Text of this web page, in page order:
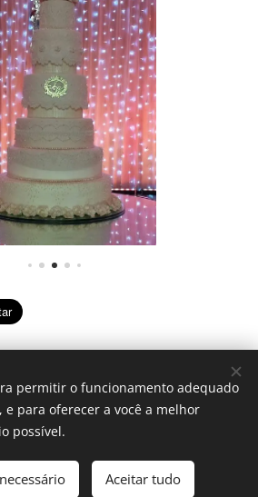
lá? - Blog de dicas
@blog_simborala
Cookies
permitir o funcionamento adequado
e para oferecer a você a melhor
possível.
Aceitar tudo